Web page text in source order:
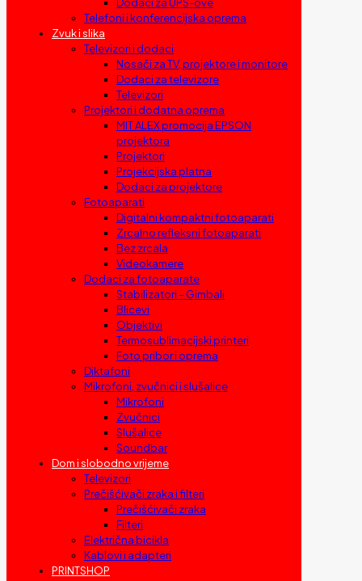
Telefoni i konferencijska oprema
Zvuk i slika
Televizori i dodaci
Nosači za TV, projektore i monitore
Dodaci za televizore
Televizori
Projektori i dodatna oprema
MIT ALEX promocija EPSON
projektora
Projektori
Projekcijska platna
Dodaci za projektore
Fotoaparati
Digitalni kompaktni fotoaparati
Zrcalno refleksni fotoaparati
Bez zrcala
Videokamere
Dodaci za fotoaparate
Stabilizatori – Gimbali
Blicevi
Objektivi
Termosublimacijski printeri
Foto pribor i oprema
Diktafoni
Mikrofoni, zvučnici i slušalice
Mikrofoni
Zvučnici
Slušalice
Soundbar
Dom i slobodno vrijeme
Televizori
Prečišćivači zraka i filteri
Prečišćivači zraka
Filteri
Električna bicikla
Kablovi i adapteri
PRINTSHOP